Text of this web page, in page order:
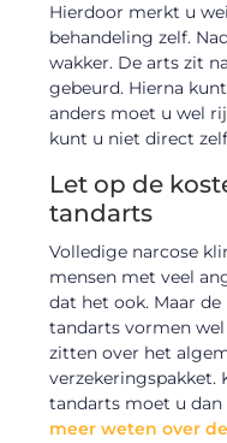
Hierdoor merkt u
behandeling zelf.
wakker. De arts zit
gebeurd. Hierna
anders moet u wel
kunt u niet direct
Let op de
tandarts
Volledige narcose
mensen met veel
dat het ook. Maar
tandarts vormen
zitten over het
verzekeringspakket.
tandarts moet u dan
meer weten over